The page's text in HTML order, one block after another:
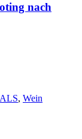
nach
, Wein